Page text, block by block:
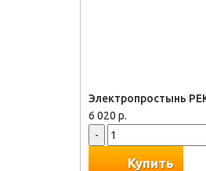
Электропростынь
6 020 р.
-
Купить